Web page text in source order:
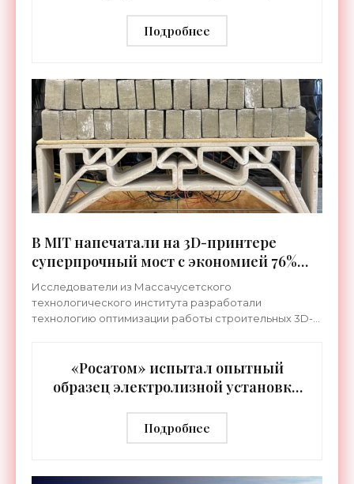
«Технологии»
Подробнее
В MIT напечатали на 3D-принтере
суперпрочный мост с экономией 76%
бетона - «Технологии»
Исследователи из Массачусетского
технологического института разработали
технологию оптимизации работы строительных 3D-
«Росатом» испытал опытный
образец электролизной установки
«Технологии»
Подробнее